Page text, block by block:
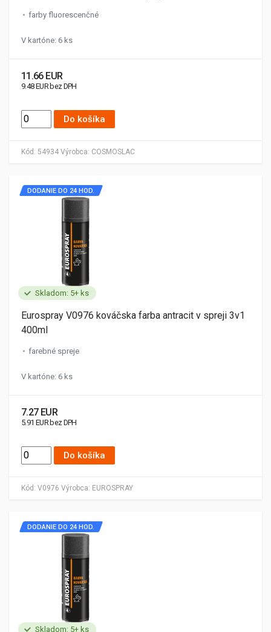
Kód: 54934 Výrobca: COSMOSLAC
farby fluorescenčné
V kartóne: 6 ks
11.66 EUR
9.48 EUR bez DPH
Do košíka
Skladom: 5+ ks
Kód: V0976 Výrobca: EUROSPRAY
DODANIE DO 24 HOD.
Eurospray V0976 kováčska farba antracit v spreji 3v1
400ml
farebné spreje
V kartóne: 6 ks
7.27 EUR
5.91 EUR bez DPH
Do košíka
Skladom: 5+ ks
DODANIE DO 24 HOD.